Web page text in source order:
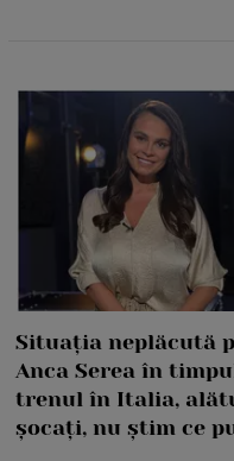
Situația neplăcută
Anca Serea în
trenul în Italia,
șocați, nu știm ce